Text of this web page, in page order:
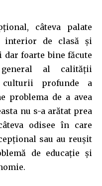
câteva palate
interior de clasă și
foarte bine făcute
al calității
profunde a
problema de a avea
nu s-a arătat prea
odisee în care
sau au reușit
de educație și